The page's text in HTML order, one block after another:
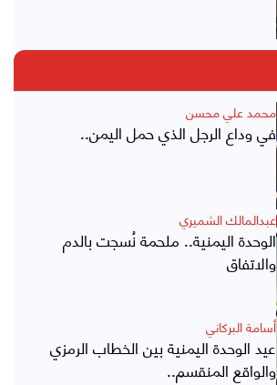
محمد علي محسن
في وداع الرجل الذي حمل اليمن..
عبدالمالك الشميري
الوحدة اليمنية.. ملحمة نُسجت بالدم
والاتفاق
أسامة البركاني
عيد الوحدة اليمنية بين الخطاب الرمزي
والواقع المنقسم..